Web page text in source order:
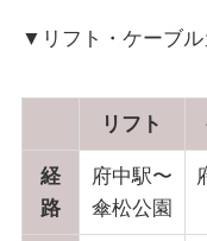
▼リフト・ケーブル
リフト
経
路
府中駅〜
傘松公園